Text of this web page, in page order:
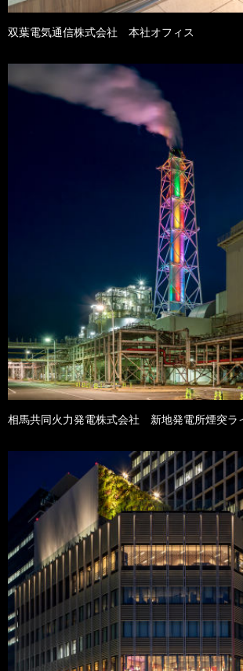
双葉電気通信株式会社 本社オフィス
相馬共同火力発電株式会社 新地発電所煙突ラ